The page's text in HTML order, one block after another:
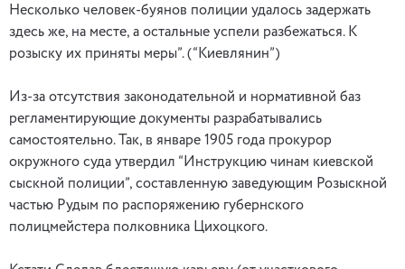
Несколько человек-буянов полиции удалось задержать
здесь же, на месте, а остальные успели разбежаться. К
розыску их приняты меры”. (“Киевлянин”)
Из-за отсутствия законодательной и нормативной баз
регламентирующие документы разрабатывались
самостоятельно. Так, в январе 1905 года прокурор
окружного суда утвердил “Инструкцию чинам киевской
сыскной полиции”, составленную заведующим Розыскной
частью Рудым по распоряжению губернского
полицмейстера полковника Цихоцкого.